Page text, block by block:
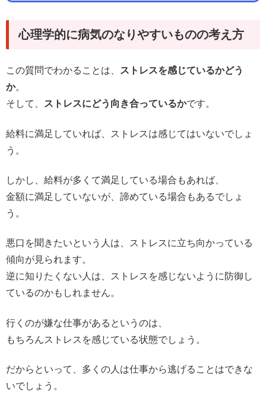
心理学的に病気のなりやすいものの考え方
この質問でわかることは、
ストレスを感じているかどう
か。
そして、
ストレスにどう向き合っているかです。
給料に満足していれば、ストレスは感じてはいないでしょ
う。
しかし、給料が多くて満足している場合もあれば、
金額に満足していないが、諦めている場合もあるでしょ
う。
悪口を聞きたいという人は、ストレスに立ち向かっている
傾向が見られます。
逆に知りたくない人は、ストレスを感じないように防御し
ているのかもしれません。
行くのが嫌な仕事があるというのは、
もちろんストレスを感じている状態でしょう。
だからといって、多くの人は仕事から逃げることはできな
いでしょう。